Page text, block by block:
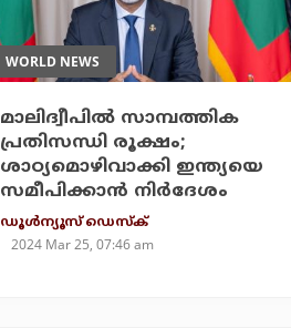
WORLD NEWS
മാലിദ്വീപില്‍ സാമ്പത്തിക
പ്രതിസന്ധി രൂക്ഷം;
ശാഠ്യമൊഴിവാക്കി ഇന്ത്യയെ
സമീപിക്കാന്‍ നിര്‍ദേശം
ഡൂള്‍ന്യൂസ് ഡെസ്‌ക്
2024 Mar 25, 07:46 am